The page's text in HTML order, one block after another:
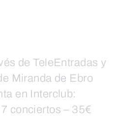
de TeleEntradas y
Miranda de Ebro
en Interclub:
conciertos – 35€